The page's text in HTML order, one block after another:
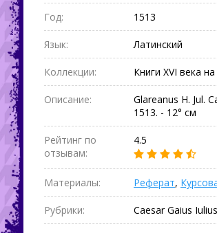
Год: 1513
Язык: Латинский
Коллекции: Книги XVI века
Описание:
Glareanus H. Jul.
1513. - 12° см
Рейтинг по
отзывам:
4.5
Материалы: Реферат,
Рубрики: Caesar Gaius